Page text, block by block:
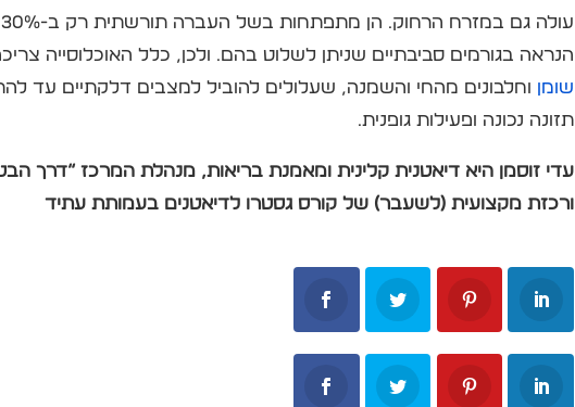
הנראה בגורמים סביבתיים שניתן לשלוט בהם. ולכן, כלל האוכלוסייה צריכה
שומן וחלבונים מהחי והשמנה, שעלולים להוביל למצבים דלקתיים עד
תזונה נכונה ופעילות גופנית.
עדי זוסמן היא דיאטנית קלינית ומאמנת בריאות, מנהלת המרכז “דרך
ורכזת מקצועית (לשעבר) של קורס גסטרו לדיאטנים בעמותת עתיד